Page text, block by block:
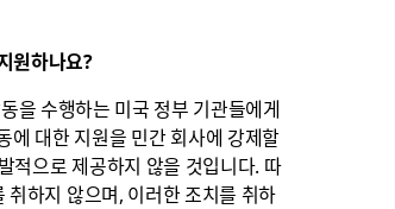
원하나요?
수행하는 미국 정부 기관들에게
에 대한 지원을 민간 회사에 강제할
적으로 제공하지 않을 것입니다. 따
하지 않으며, 이러한 조치를 취하